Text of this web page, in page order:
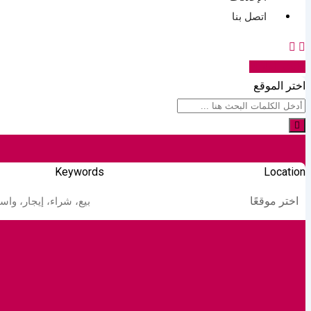
اتصل بنا
اختر الموقع
Location
اختر موقعًا
Keywords